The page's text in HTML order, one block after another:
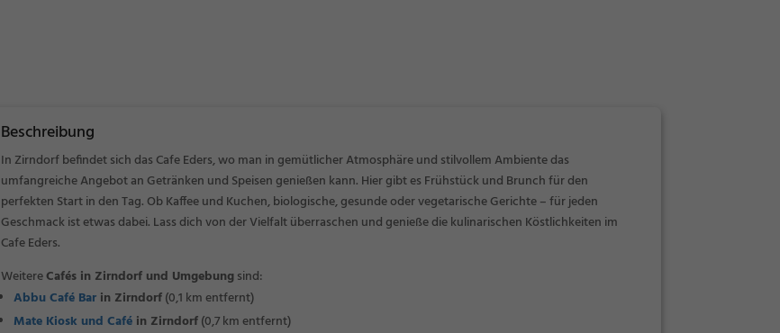
Beschreibung
In Zirndorf befindet sich das Cafe Eders, wo man in gemütlicher Atmosphäre und stilvollem Ambiente das
umfangreiche Angebot an Getränken und Speisen genießen kann. Hier gibt es Frühstück und Brunch für den
perfekten Start in den Tag. Ob Kaffee und Kuchen, biologische, gesunde oder vegetarische Gerichte – für jeden
Geschmack ist etwas dabei. Lass dich von der Vielfalt überraschen und genieße die kulinarischen Köstlichkeiten im
Cafe Eders.
WeitereCafés in Zirndorf und Umgebungsind:
Abbu Café Bar in Zirndorf(0,1 km entfernt)
Mate Kiosk und Café in Zirndorf(0,7 km entfernt)